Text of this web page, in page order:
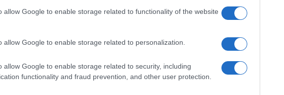
allow Google to enable storage related to functionality of the website
allow Google to enable storage related to personalization.
allow Google to enable storage related to security, including
functionality and fraud prevention, and other user protection.
e creatività culinaria.
solo quantitativa ma anche qualitativa: la
, ha permesso al gruppo di firmare grandi
così uno dei pilastri su cui costruire